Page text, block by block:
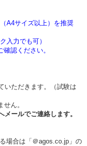
A4サイズ以上）を推奨
入力でも可）
認ください。
いただきます。（試験は
ん。
ールでご連絡します。
場合は「＠agos.co.jp」の